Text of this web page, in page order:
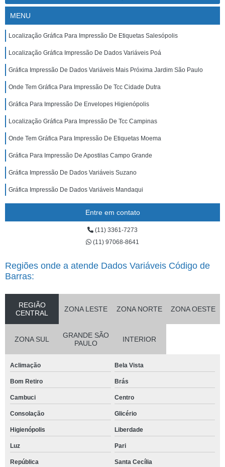
MENU
Localização Gráfica Para Impressão De Etiquetas Salesópolis
Localização Gráfica Impressão De Dados Variáveis Poá
Gráfica Impressão De Dados Variáveis Mais Próxima Jardim São Paulo
Onde Tem Gráfica Para Impressão De Tcc Cidade Dutra
Gráfica Para Impressão De Envelopes Higienópolis
Localização Gráfica Para Impressão De Tcc Campinas
Onde Tem Gráfica Para Impressão De Etiquetas Moema
Gráfica Para Impressão De Apostilas Campo Grande
Gráfica Impressão De Dados Variáveis Suzano
Gráfica Impressão De Dados Variáveis Mandaqui
Entre em contato
(11) 3361-7273
(11) 97068-8641
Regiões onde a atende Dados Variáveis Código de
Barras:
REGIÃO
CENTRAL
ZONA LESTE ZONA NORTE ZONA OESTE
ZONA SUL
GRANDE SÃO
PAULO
INTERIOR
Aclimação Bela Vista
Bom Retiro Brás
Cambuci Centro
Consolação Glicério
Higienópolis Liberdade
Luz Pari
República Santa Cecília